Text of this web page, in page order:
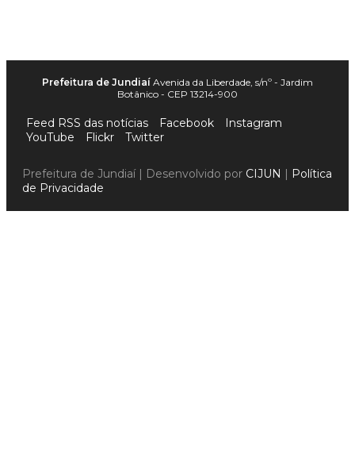
Prefeitura de Jundiaí Avenida da Liberdade, s/nº - Jardim
Botânico - CEP 13214-900
Feed RSS das notícias Facebook
Instagram
YouTube
Flickr Twitter
Prefeitura de Jundiaí | Desenvolvido por CIJUN | Política
de Privacidade